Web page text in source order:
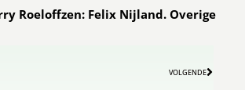
Roeloffzen: Felix Nijland. Overige
VOLGENDE